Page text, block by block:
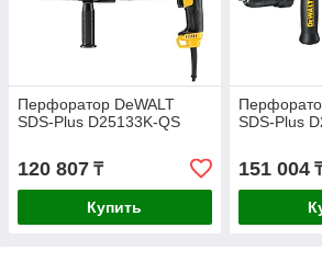
Перфоратор DeWALT
SDS-Plus D25133K-QS
120 807 ₸
Купить
SDS-Plus
151 004